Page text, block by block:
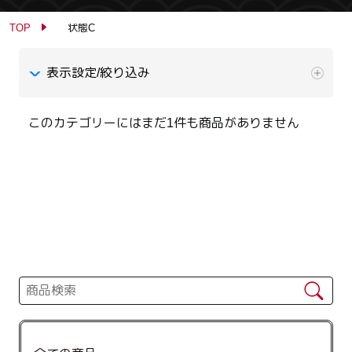
TOP 状態C
表示設定/絞り込み
このカテゴリーにはまだ1件も商品がありません